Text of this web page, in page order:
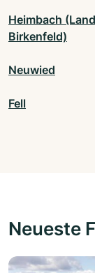
Heimbach
Birkenfeld)
Neuwied
Fell
Neueste